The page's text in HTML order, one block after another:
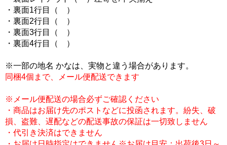
・裏面1行目（ ）
・裏面2行目（ ）
・裏面3行目（ ）
・裏面4行目（ ）
※一部の地名 かなは、実物と違う場合があります。
同梱4個まで、メール便配送できます
※メール便配送の場合必ずご確認ください
・商品はお届け先のポストなどに投函されます。紛失、破
損、盗難、遅配などの配送事故の保証は一切致しません
・代引き決済はできません